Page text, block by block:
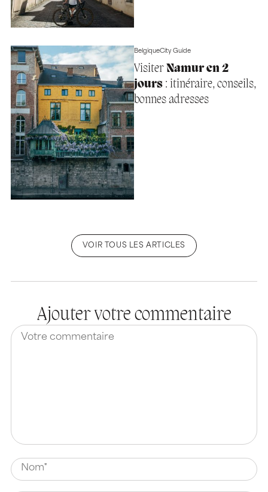
BelgiqueCity Guide
Visiter Namur en 2
jours: itinéraire, conseils,
bonnes adresses
VOIR TOUS LES ARTICLES
Ajouter votre commentaire